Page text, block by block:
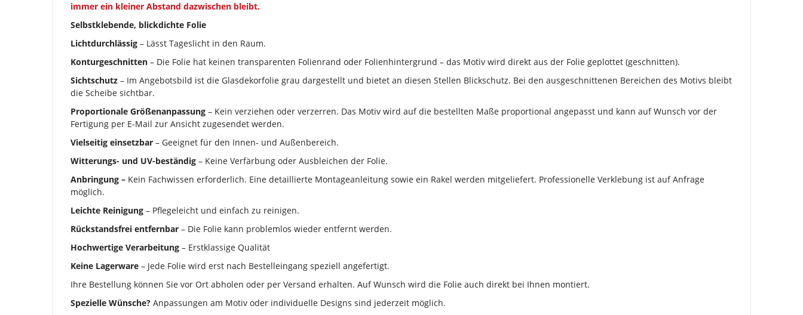
immer ein kleiner Abstand dazwischen bleibt.
Selbstklebende, blickdichte Folie
Lichtdurchlässig – Lässt Tageslicht in den Raum.
Konturgeschnitten – Die Folie hat keinen transparenten Folienrand oder Folienhintergrund – das Motiv wird direkt aus der Folie geplottet (geschnitten).
Sichtschutz – Im Angebotsbild ist die Glasdekorfolie grau dargestellt und bietet an diesen Stellen Blickschutz. Bei den ausgeschnittenen Bereichen des Motivs bleibt
die Scheibe sichtbar.
Proportionale Größenanpassung – Kein verziehen oder verzerren. Das Motiv wird auf die bestellten Maße proportional angepasst und kann auf Wunsch vor der
Fertigung per E-Mail zur Ansicht zugesendet werden.
Vielseitig einsetzbar – Geeignet für den Innen- und Außenbereich.
Witterungs- und UV-beständig – Keine Verfärbung oder Ausbleichen der Folie.
Anbringung – Kein Fachwissen erforderlich. Eine detaillierte Montageanleitung sowie ein Rakel werden mitgeliefert. Professionelle Verklebung ist auf Anfrage
möglich.
Leichte Reinigung – Pflegeleicht und einfach zu reinigen.
Rückstandsfrei entfernbar – Die Folie kann problemlos wieder entfernt werden.
Hochwertige Verarbeitung – Erstklassige Qualität
Keine Lagerware – Jede Folie wird erst nach Bestelleingang speziell angefertigt.
Ihre Bestellung können Sie vor Ort abholen oder per Versand erhalten. Auf Wunsch wird die Folie auch direkt bei Ihnen montiert.
Spezielle Wünsche? Anpassungen am Motiv oder individuelle Designs sind jederzeit möglich.